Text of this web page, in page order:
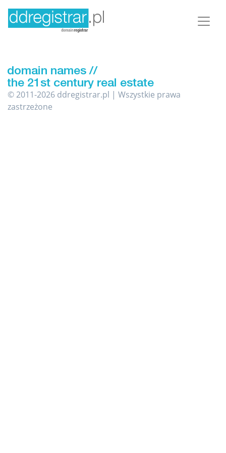
© 2011-2026 ddregistrar.pl | Wszystkie prawa
zastrzeżone